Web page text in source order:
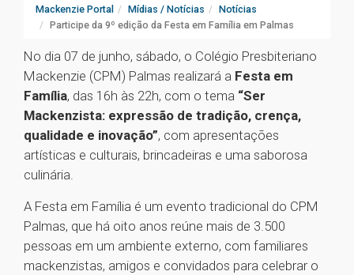
Mackenzie Portal Mídias / Notícias
Notícias
Participe da 9º edição da Festa em Família em Palmas
No dia 07 de junho, sábado, o Colégio Presbiteriano
Mackenzie (CPM) Palmas realizará a Festa em
Família, das 16h às 22h, com o tema “Ser
Mackenzista: expressão de tradição, crença,
qualidade e inovação”, com apresentações
artísticas e culturais, brincadeiras e uma saborosa
culinária.
A Festa em Família é um evento tradicional do CPM
Palmas, que há oito anos reúne mais de 3.500
pessoas em um ambiente externo, com familiares
mackenzistas, amigos e convidados para celebrar o